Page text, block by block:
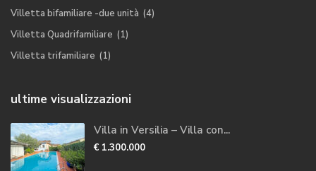
Villetta bifamiliare -due unità (4)
Villetta Quadrifamiliare (1)
Villetta trifamiliare (1)
ultime visualizzazioni
Villa in Versilia – Villa con...
€ 1.300.000